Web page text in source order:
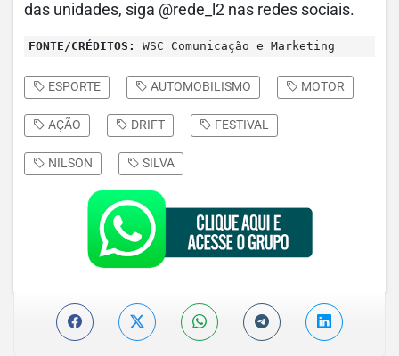
das unidades, siga @rede_l2 nas redes sociais.
FONTE/CRÉDITOS: WSC Comunicação e Marketing
ESPORTE AUTOMOBILISMO MOTOR
AÇÃO DRIFT FESTIVAL
NILSON SILVA